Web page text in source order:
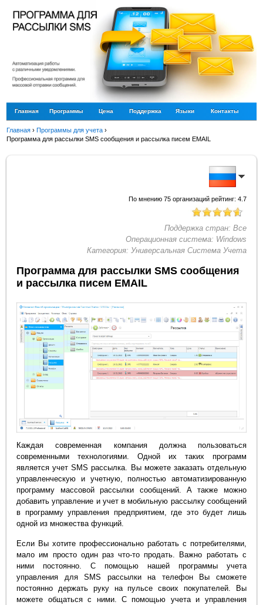
Главная Программы Цена Поддержка Языки Контакты
Главная ›Программы для учета ›
Программа для рассылки SMS сообщения и рассылка писем EMAIL
По мнению 75организаций рейтинг: 4.7
Поддержка стран: Все
Операционная система: Windows
Категория: Универсальная Система Учета
Программа для рассылки SMS сообщения
и рассылка писем EMAIL
Каждая современная компания должна пользоваться
современными технологиями. Одной их таких программ
является учет SMS рассылка. Вы можете заказать отдельную
управленческую и учетную, полностью автоматизированную
программу массовой рассылки сообщений. А также можно
добавить управление и учет в мобильную рассылку сообщений
в программу управления предприятием, где это будет лишь
одной из множества функций.
Если Вы хотите профессионально работать с потребителями,
мало им просто один раз что-то продать. Важно работать с
ними постоянно. С помощью нашей программы учета
управления для SMS рассылки на телефон Вы сможете
постоянно держать руку на пульсе своих покупателей. Вы
можете общаться с ними. С помощью учета и управления